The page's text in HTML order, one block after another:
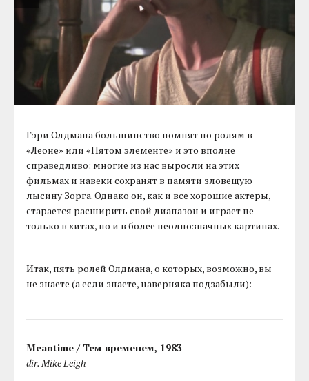
Гэри Олдмана большинство помнят по ролям в
«Леоне» или «Пятом элементе» и это вполне
справедливо: многие из нас выросли на этих
фильмах и навеки сохранят в памяти зловещую
лысину Зорга. Однако он, как и все хорошие актеры,
старается расширить свой диапазон и играет не
только в хитах, но и в более неоднозначных картинах.
Итак, пять ролей Олдмана, о которых, возможно, вы
не знаете (а если знаете, наверняка подзабыли):
Meantime / Тем временем, 1983
dir. Mike Leigh